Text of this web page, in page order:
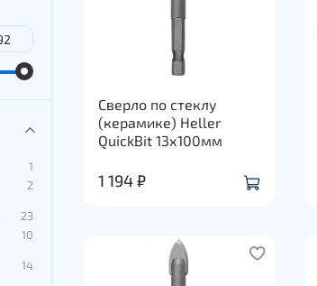
Сверло по стеклу
(керамике) Heller
QuickBit 13х100мм
1 194 ₽
1
2
23
10
14